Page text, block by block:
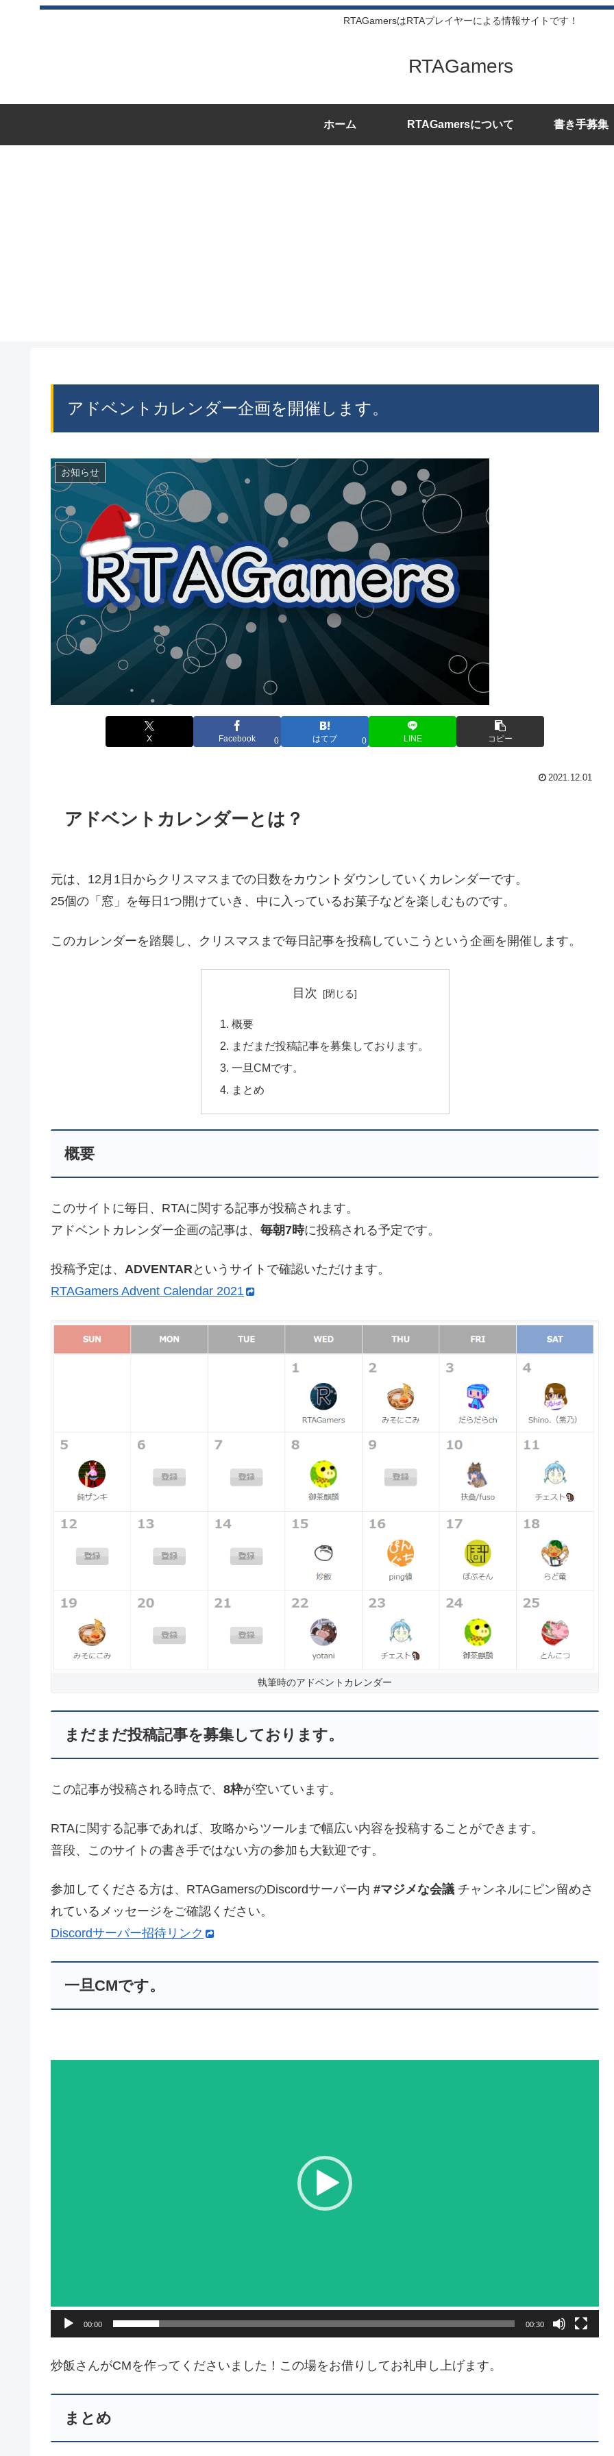
RTAGamersはRTAプレイヤーによる情報サイトです！
RTAGamers
ホーム RTAGamersについて 書き手募集
アドベントカレンダー企画を開催します。
お知らせ
X Facebook 0 はてブ 0 LINE コピー
2021.12.01
アドベントカレンダーとは？
元は、12月1日からクリスマスまでの日数をカウントダウンしていくカレンダーです。
25個の「窓」を毎日1つ開けていき、中に入っているお菓子などを楽しむものです。
このカレンダーを踏襲し、クリスマスまで毎日記事を投稿していこうという企画を開催します。
目次
概要
まだまだ投稿記事を募集しております。
一旦CMです。
まとめ
概要
このサイトに毎日、RTAに関する記事が投稿されます。
アドベントカレンダー企画の記事は、 毎朝7時に投稿される予定です。
投稿予定は、 ADVENTARというサイトで確認いただけます。
RTAGamers Advent Calendar 2021
執筆時のアドベントカレンダー
まだまだ投稿記事を募集しております。
この記事が投稿される時点で、 8枠が空いています。
RTAに関する記事であれば、攻略からツールまで幅広い内容を投稿することができます。
普段、このサイトの書き手ではない方の参加も大歓迎です。
参加してくださる方は、RTAGamersのDiscordサーバー内 #マジメな会議 チャンネルにピン留めさ
れているメッセージをご確認ください。
Discordサーバー招待リンク
一旦CMです。
画
00:00 00:30
炒飯さんがCMを作ってくださいました！この場をお借りしてお礼申し上げます。
まとめ